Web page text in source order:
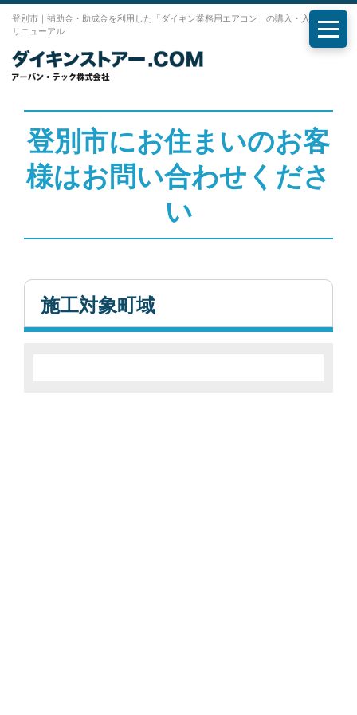
登別市｜補助金・助成金を利用した「ダイキン業務用エアコン」の購入・入れ替え・
リニューアル
メニ
登別市にお住まいのお客
様はお問い合わせくださ
い
施工対象町域